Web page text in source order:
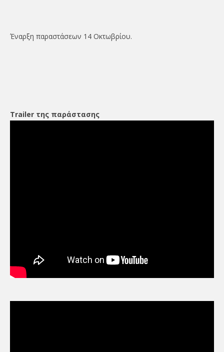
Έναρξη παραστάσεων 14 Οκτωβρίου.
Trailer της παράστασης